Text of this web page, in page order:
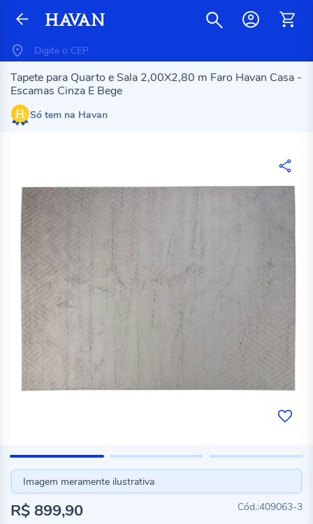
Tapete para Quarto e Sala 2,00X2,80 m Faro Havan Casa -
Escamas Cinza E Bege
Só tem na Havan
Imagem meramente ilustrativa
409063-3
R$ 899,90